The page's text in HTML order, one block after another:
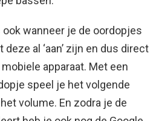
wanneer je de oordopjes
al ‘aan’ zijn en dus direct
apparaat. Met een
speel je het volgende
volume. En zodra je de